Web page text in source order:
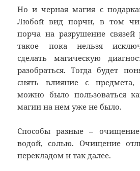
Но и черная магия с
Любой вид порчи, в том
порча на разрушение
такое пока нельзя
сделать магическую
разобраться. Тогда будет
снять влияние с
можно было пользоваться
магии на нем уже не было.
Способы разные –
водой, солью. Очищение
перекладом и так далее.